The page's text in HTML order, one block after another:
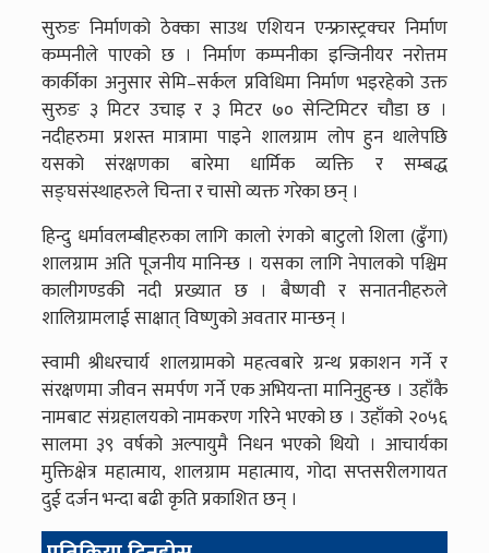
सुरुङ निर्माणको ठेक्का साउथ एशियन एन्फ्रास्ट्रक्चर निर्माण
कम्पनीले पाएको छ । निर्माण कम्पनीका इन्जिनीयर नरोत्तम
कार्कीका अनुसार सेमि–सर्कल प्रविधिमा निर्माण भइरहेको उक्त
सुरुङ ३ मिटर उचाइ र ३ मिटर ७० सेन्टिमिटर चौडा छ ।
नदीहरुमा प्रशस्त मात्रामा पाइने शालग्राम लोप हुन थालेपछि
यसको संरक्षणका बारेमा धार्मिक व्यक्ति र सम्बद्ध
सङ्घसंस्थाहरुले चिन्ता र चासो व्यक्त गरेका छन् ।
हिन्दु धर्मावलम्बीहरुका लागि कालो रंगको बाटुलो शिला (ढुँगा)
शालग्राम अति पूजनीय मानिन्छ । यसका लागि नेपालको पश्चिम
कालीगण्डकी नदी प्रख्यात छ । बैष्णवी र सनातनीहरुले
शालिग्रामलाई साक्षात् विष्णुको अवतार मान्छन् ।
स्वामी श्रीधरचार्य शालग्रामको महत्वबारे ग्रन्थ प्रकाशन गर्ने र
संरक्षणमा जीवन समर्पण गर्ने एक अभियन्ता मानिनुहुन्छ । उहाँकै
नामबाट संग्रहालयको नामकरण गरिने भएको छ । उहाँको २०५६
सालमा ३९ वर्षको अल्पायुमै निधन भएको थियो । आचार्यका
मुक्तिक्षेत्र महात्माय, शालग्राम महात्माय, गोदा सप्तसरीलगायत
दुई दर्जन भन्दा बढी कृति प्रकाशित छन् ।